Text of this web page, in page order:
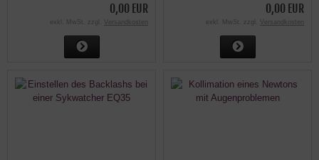
0,00 EUR
exkl. MwSt. zzgl. Versandkosten
0,00 EUR
exkl. MwSt. zzgl. Versandkosten